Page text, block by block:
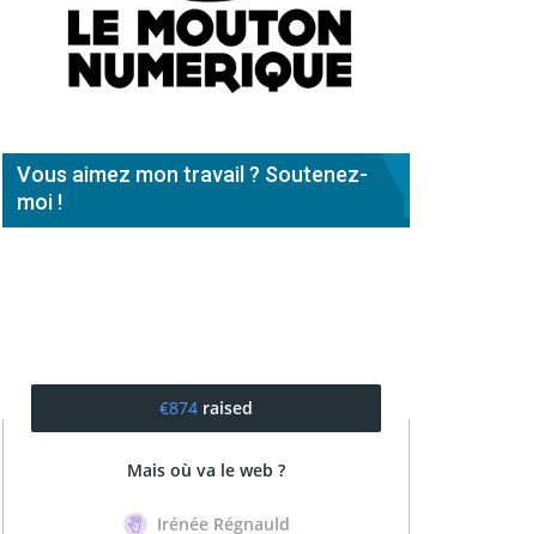
Vous aimez mon travail ? Soutenez-
moi !